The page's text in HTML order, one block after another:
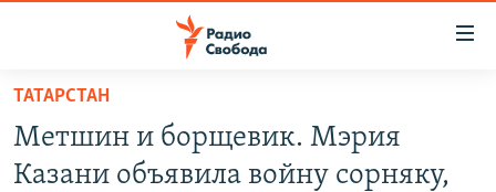
упрощенного
доступа
Вернуться
ТАТАРСТАН
Метшин и борщевик. Мэрия
Казани объявила войну сорняку,